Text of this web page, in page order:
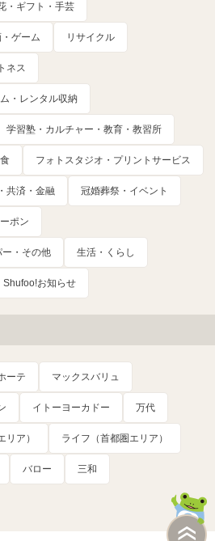
・ギフト・手芸
ゲーム リサイクル
ネス
・レンタル収納
学習塾・カルチャー・教育・教習所
フォトスタジオ・プリントサービス
共済・金融 冠婚葬祭・イベント
ポン
・その他 生活・くらし
Shufoo!お知らせ
ーテ マックスバリュ
イトーヨーカドー 万代
リア） ライフ（首都圏エリア）
バロー 三和